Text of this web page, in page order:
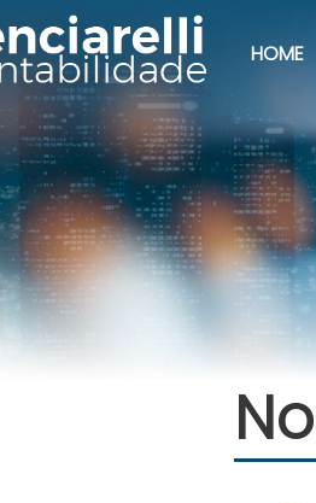
HOME